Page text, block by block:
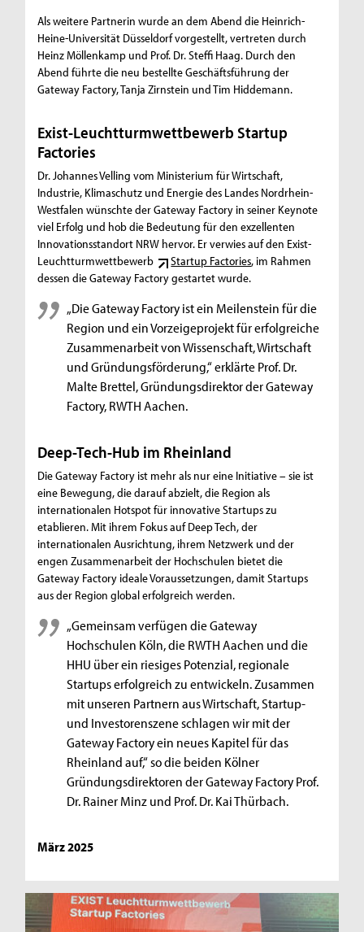
Als weitere Partnerin wurde an dem Abend die Heinrich-
Heine-Universität Düsseldorf vorgestellt, vertreten durch
Heinz Möllenkamp und Prof. Dr. Steffi Haag. Durch den
Abend führte die neu bestellte Geschäftsführung der
Gateway Factory, Tanja Zirnstein und Tim Hiddemann.
Exist-Leuchtturmwettbewerb Startup
Factories
Dr. Johannes Velling vom Ministerium für Wirtschaft,
Industrie, Klimaschutz und Energie des Landes Nordrhein-
Westfalen wünschte der Gateway Factory in seiner Keynote
viel Erfolg und hob die Bedeutung für den exzellenten
Innovationsstandort NRW hervor. Er verwies auf den Exist-
Leuchtturmwettbewerb
Startup Factories, im Rahmen
dessen die Gateway Factory gestartet wurde.
„Die Gateway Factory ist ein Meilenstein für die
Region und ein Vorzeigeprojekt für erfolgreiche
Zusammenarbeit von Wissenschaft, Wirtschaft
und Gründungsförderung,“ erklärte Prof. Dr.
Malte Brettel, Gründungsdirektor der Gateway
Factory, RWTH Aachen.
Deep-Tech-Hub im Rheinland
Die Gateway Factory ist mehr als nur eine Initiative – sie ist
eine Bewegung, die darauf abzielt, die Region als
internationalen Hotspot für innovative Startups zu
etablieren. Mit ihrem Fokus auf Deep Tech, der
internationalen Ausrichtung, ihrem Netzwerk und der
engen Zusammenarbeit der Hochschulen bietet die
Gateway Factory ideale Voraussetzungen, damit Startups
aus der Region global erfolgreich werden.
„Gemeinsam verfügen die Gateway
Hochschulen Köln, die RWTH Aachen und die
HHU über ein riesiges Potenzial, regionale
Startups erfolgreich zu entwickeln. Zusammen
mit unseren Partnern aus Wirtschaft, Startup-
und Investorenszene schlagen wir mit der
Gateway Factory ein neues Kapitel für das
Rheinland auf,“ so die beiden Kölner
Gründungsdirektoren der Gateway Factory Prof.
Dr. Rainer Minz und Prof. Dr. Kai Thürbach.
März 2025